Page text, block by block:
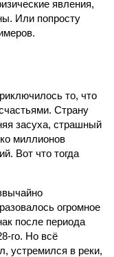
явления,
Или попросту
то, что
Страну
засуха, страшный
миллионов
Вот что тогда
огромное
после периода
го. Но всё
устремился в реки,